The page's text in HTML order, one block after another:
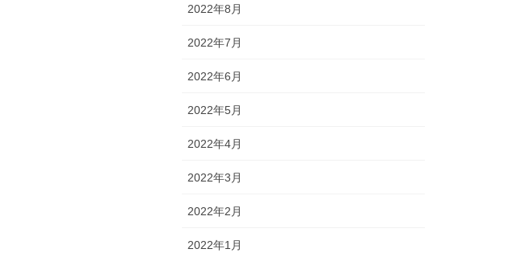
2022年8月
2022年7月
2022年6月
2022年5月
2022年4月
2022年3月
2022年2月
2022年1月